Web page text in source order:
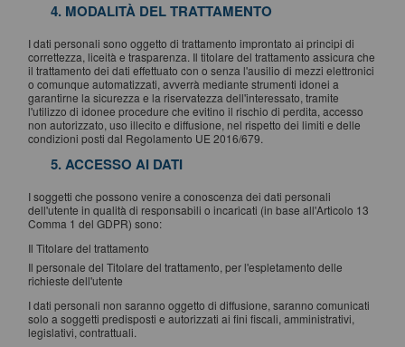
4. MODALITÀ DEL TRATTAMENTO
I dati personali sono oggetto di trattamento improntato ai principi di
correttezza, liceità e trasparenza. Il titolare del trattamento assicura che
il trattamento dei dati effettuato con o senza l'ausilio di mezzi elettronici
o comunque automatizzati, avverrà mediante strumenti idonei a
garantirne la sicurezza e la riservatezza dell'interessato, tramite
l'utilizzo di idonee procedure che evitino il rischio di perdita, accesso
non autorizzato, uso illecito e diffusione, nel rispetto dei limiti e delle
condizioni posti dal Regolamento UE 2016/679.
5. ACCESSO AI DATI
I soggetti che possono venire a conoscenza dei dati personali
dell'utente in qualità di responsabili o incaricati (in base all'Articolo 13
Comma 1 del GDPR) sono:
Il Titolare del trattamento
Il personale del Titolare del trattamento, per l'espletamento delle
richieste dell'utente
I dati personali non saranno oggetto di diffusione, saranno comunicati
solo a soggetti predisposti e autorizzati ai fini fiscali, amministrativi,
legislativi, contrattuali.